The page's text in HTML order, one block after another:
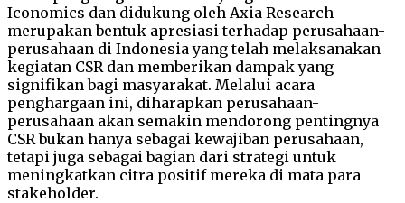
Iconomics dan didukung oleh Axia Research
merupakan bentuk apresiasi terhadap perusahaan-
perusahaan di Indonesia yang telah melaksanakan
kegiatan CSR dan memberikan dampak yang
signifikan bagi masyarakat. Melalui acara
penghargaan ini, diharapkan perusahaan-
perusahaan akan semakin mendorong pentingnya
CSR bukan hanya sebagai kewajiban perusahaan,
tetapi juga sebagai bagian dari strategi untuk
meningkatkan citra positif mereka di mata para
stakeholder.